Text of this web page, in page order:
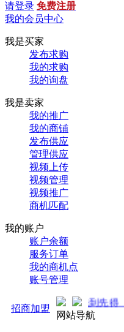
请登录 免费注册
我的会员中心
我是买家
发布求购
我的求购
我的询盘
我是卖家
我的推广
我的商铺
发布供应
管理供应
视频上传
视频管理
视频推广
商机匹配
我的账户
账户余额
服务订单
我的商机点
账号管理
招商加盟
招商中... 先到先得 ！
网站导航